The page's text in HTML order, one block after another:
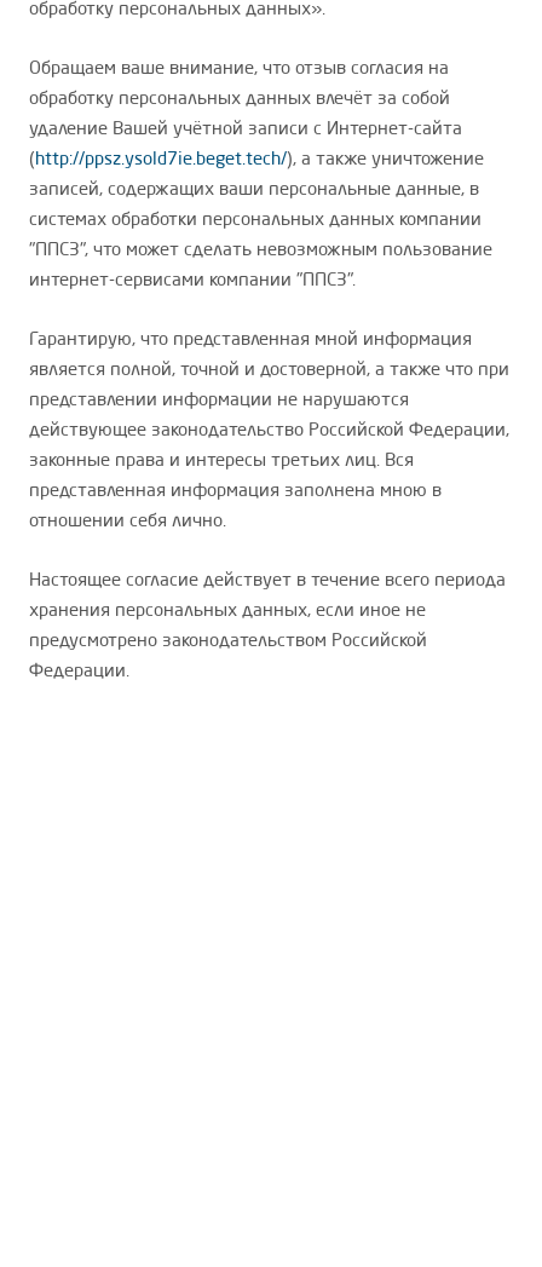
обработку персональных данных».
Обращаем ваше внимание, что отзыв согласия на
обработку персональных данных влечёт за собой
удаление Вашей учётной записи с Интернет-сайта
( http://ppsz.ysold7ie.beget.tech/), а также уничтожение
записей, содержащих ваши персональные данные, в
системах обработки персональных данных компании
"ППСЗ", что может сделать невозможным пользование
интернет-сервисами компании "ППСЗ".
Гарантирую, что представленная мной информация
является полной, точной и достоверной, а также что при
представлении информации не нарушаются
действующее законодательство Российской Федерации,
законные права и интересы третьих лиц. Вся
представленная информация заполнена мною в
отношении себя лично.
Настоящее согласие действует в течение всего периода
хранения персональных данных, если иное не
предусмотрено законодательством Российской
Федерации.